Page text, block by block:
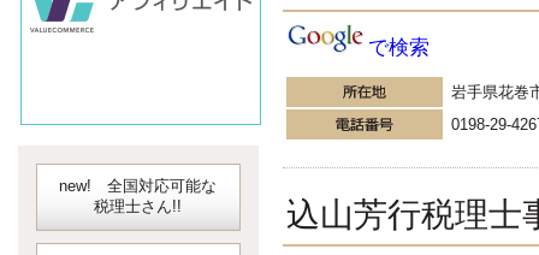
new! 全国対応可能な
税理士さん!!
対応可能な
会計ソフト
弥生会計
で検索
岩手県花巻
0198-29-
込山芳行税理士